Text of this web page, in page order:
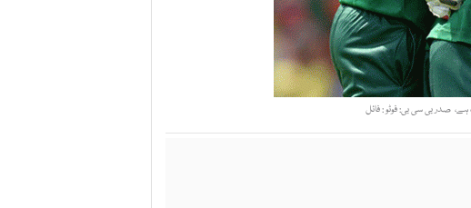
ہے، صدر بی سی بی: فوٹو : فائل